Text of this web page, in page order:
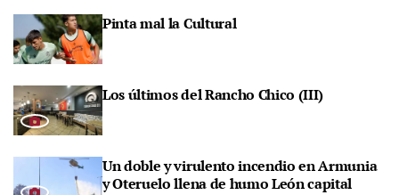
Pinta mal la Cultural
Los últimos del Rancho Chico (III)
Un doble y virulento incendio en Armunia
y Oteruelo llena de humo León capital